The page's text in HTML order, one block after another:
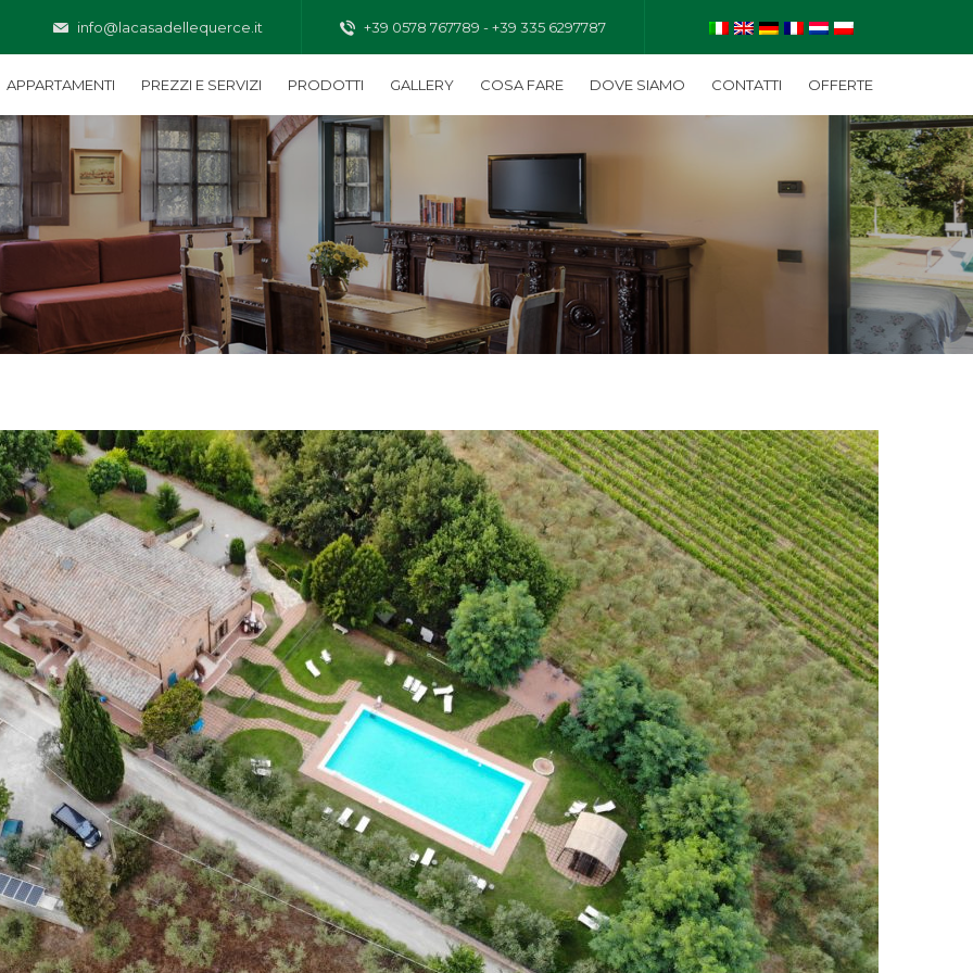
info@lacasadellequerce.it +39 0578 767789 - +39 335 6297787
APPARTAMENTI PREZZI E SERVIZI PRODOTTI GALLERY COSA FARE DOVE SIAMO CONTATTI OFFERTE